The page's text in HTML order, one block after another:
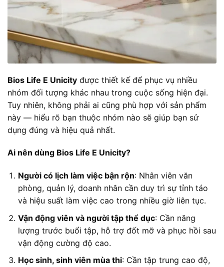
Bios Life E Unicity được thiết kế để phục vụ nhiều
nhóm đối tượng khác nhau trong cuộc sống hiện đại.
Tuy nhiên, không phải ai cũng phù hợp với sản phẩm
này — hiểu rõ bạn thuộc nhóm nào sẽ giúp bạn sử
dụng đúng và hiệu quả nhất.
Ai nên dùng Bios Life E Unicity?
Người có lịch làm việc bận rộn: Nhân viên văn
phòng, quản lý, doanh nhân cần duy trì sự tỉnh táo
và hiệu suất làm việc cao trong nhiều giờ liên tục.
Vận động viên và người tập thể dục: Cần năng
lượng trước buổi tập, hỗ trợ đốt mỡ và phục hồi sau
vận động cường độ cao.
Học sinh, sinh viên mùa thi: Cần tập trung cao độ,